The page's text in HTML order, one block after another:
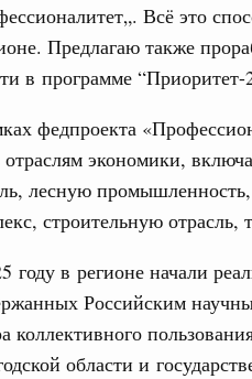
Всё это
Предлагаю также
в программе
федпроекта
экономики,
лесную промышленность,
строительную отрасль,
году в регионе начали
Российским
коллективного
области и
инновации. Некоммерческие
Благотворительность
Татьяна Голикова
движения «Волонтёры-
7 августа, пятница
заседание
лучших